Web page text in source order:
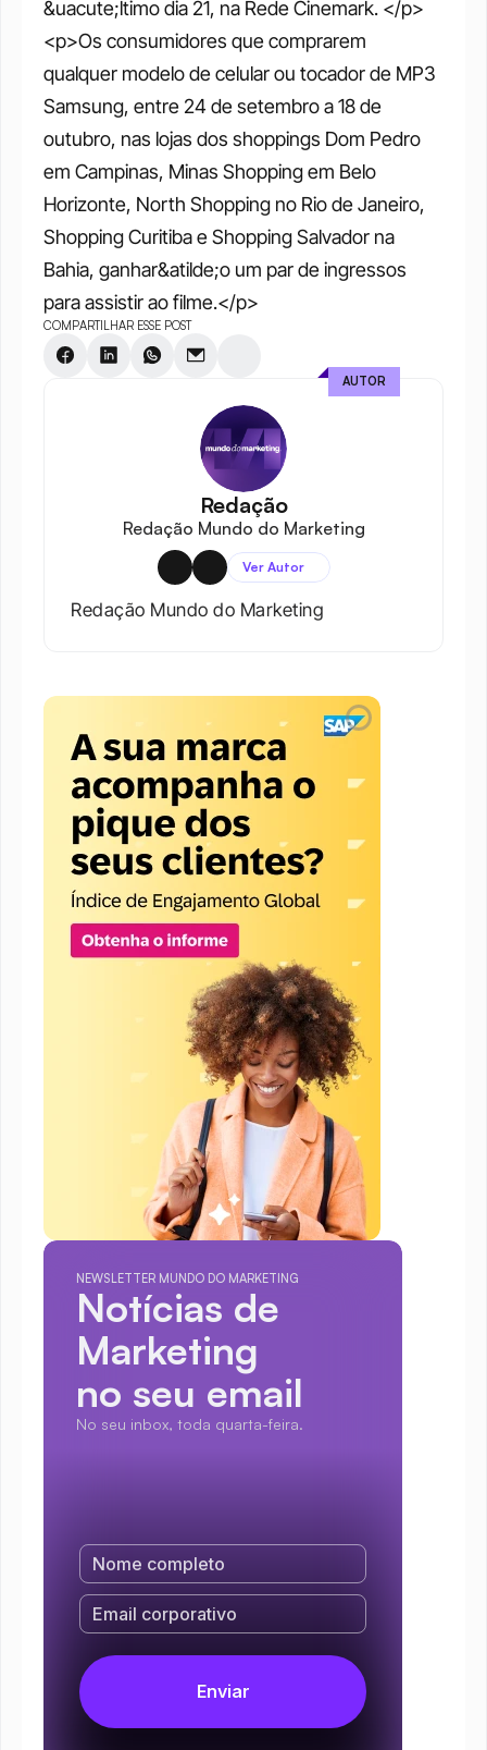
&uacute;ltimo dia 21, na Rede Cinemark. </p>
<p>Os consumidores que comprarem
qualquer modelo de celular ou tocador de MP3
Samsung, entre 24 de setembro a 18 de
outubro, nas lojas dos shoppings Dom Pedro
em Campinas, Minas Shopping em Belo
Horizonte, North Shopping no Rio de Janeiro,
Shopping Curitiba e Shopping Salvador na
Bahia, ganhar&atilde;o um par de ingressos
para assistir ao filme.</p>
COMPARTILHAR ESSE POST
Redação
Redação Mundo do Marketing
Ver Autor
Redação Mundo do Marketing
AUTOR
NEWSLETTER MUNDO DO MARKETING
Notícias de
Marketing
no seu email
No seu inbox, toda quarta-feira.